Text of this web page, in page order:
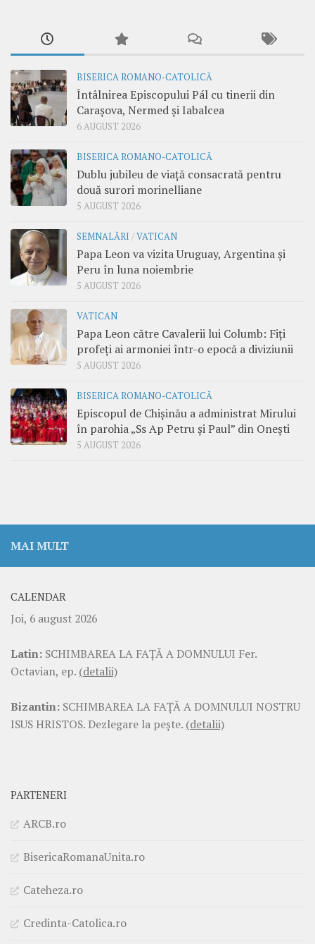
BISERICA ROMANO-CATOLICĂ
Întâlnirea Episcopului Pál cu tinerii din
Carașova, Nermed și Iabalcea
6 AUGUST 2026
BISERICA ROMANO-CATOLICĂ
Dublu jubileu de viață consacrată pentru
două surori morinelliane
5 AUGUST 2026
SEMNALĂRI /VATICAN
Papa Leon va vizita Uruguay, Argentina și
Peru în luna noiembrie
5 AUGUST 2026
VATICAN
Papa Leon către Cavalerii lui Columb: Fiți
profeți ai armoniei într-o epocă a diviziunii
5 AUGUST 2026
BISERICA ROMANO-CATOLICĂ
Episcopul de Chișinău a administrat Mirului
în parohia „Ss Ap Petru și Paul” din Onești
5 AUGUST 2026
MAI MULT
CALENDAR
Joi, 6 august 2026
Latin: SCHIMBAREA LA FAŢĂ A DOMNULUI Fer.
Octavian, ep. (detalii)
Bizantin: SCHIMBAREA LA FAŢĂ A DOMNULUI NOSTRU
ISUS HRISTOS. Dezlegare la pește. (detalii)
PARTENERI
ARCB.ro
BisericaRomanaUnita.ro
Cateheza.ro
Credinta-Catolica.ro